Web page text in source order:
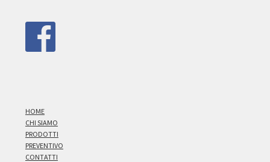
HOME
CHI SIAMO
PRODOTTI
PREVENTIVO
CONTATTI